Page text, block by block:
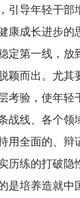
引导年轻干部
康成长进步
定第一线，
颖而出。尤
考验，使年
战线、各个领
用全面的、
历练的打破
是培养造就